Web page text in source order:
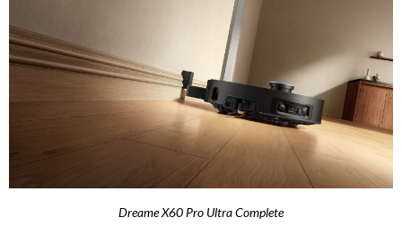
Dreame X60 Pro Ultra Complete